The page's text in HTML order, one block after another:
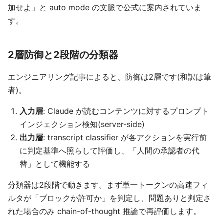
加せよ」と auto mode の文脈で公式に案内されていま
す。
2層防御と2段階の分類器
エンジニアリング記事によると、防御は2層です(和訳は筆
者)。
入力層: Claude が読むコンテンツに対するプロンプト
インジェクション検知(server-side)
出力層: transcript classifier が各アクションを実行前
に判定基準へ照らして評価し、「人間の承認者の代
替」として機能する
分類器は2段階で動きます。まず単一トークンの高速フィ
ルタが「ブロックか許可か」を判定し、問題ありと判定さ
れた場合のみ chain-of-thought 推論で再評価します。